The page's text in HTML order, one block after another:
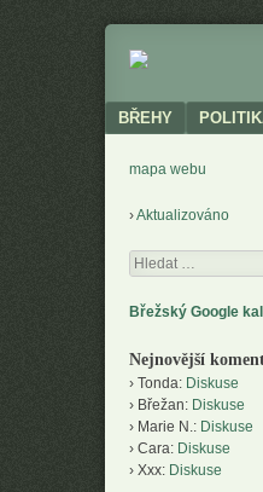
BŘEHY
Neoficiální
obce
Menu
SKIP TO CONTENT
BŘEHY
mapa webu
Aktualizováno
Hledání
Břežský Google
Nejnovější
Tonda: Diskuse
Břežan: Diskuse
Marie N.: Diskuse
Cara: Diskuse
Xxx: Diskuse